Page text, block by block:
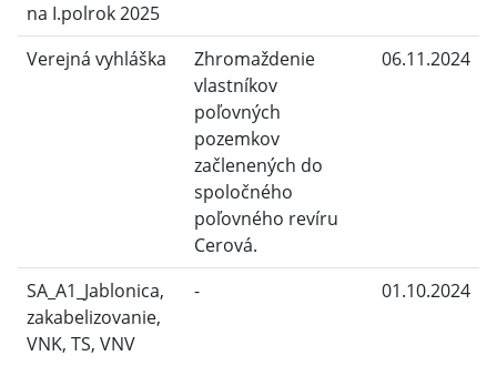
na I.polrok 2025
Verejná vyhláška
Zhromaždenie
vlastníkov
poľovných
pozemkov
začlenených do
spoločného
poľovného revíru
Cerová.
06.11.2024
SA_A1_Jablonica,
zakabelizovanie,
VNK, TS, VNV
- 01.10.2024